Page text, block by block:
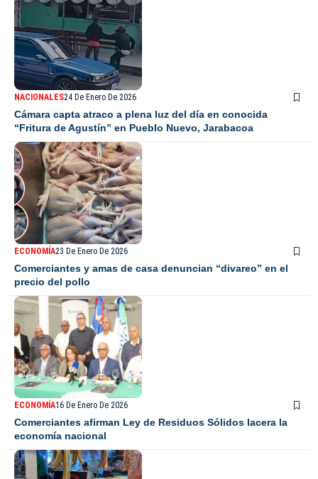
NACIONALES24 De Enero De 2026
Cámara capta atraco a plena luz del día en conocida
“Fritura de Agustín” en Pueblo Nuevo, Jarabacoa
ECONOMÍA23 De Enero De 2026
Comerciantes y amas de casa denuncian “divareo” en el
precio del pollo
ECONOMÍA16 De Enero De 2026
Comerciantes afirman Ley de Residuos Sólidos lacera la
economía nacional